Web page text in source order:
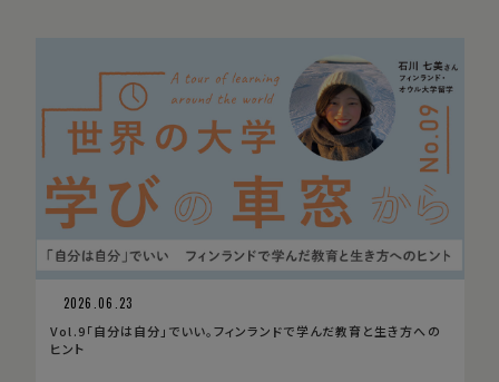
2026.06.23
Vol.9「自分は自分」でいい。フィンランドで学んだ教育と生き方への
ヒント